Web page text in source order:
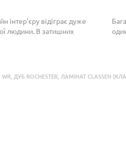
інтер'єру відіграє дуже
людини. В затишних
WR ДУБ ROCHESTER ЛАМІНАТ CLASSEN